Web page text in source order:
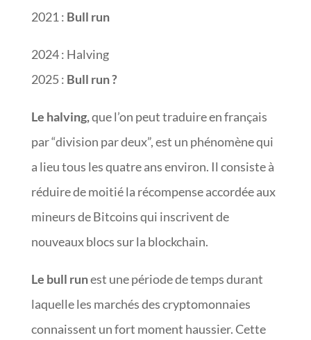
2021 : Bull run
2024 : Halving
2025 : Bull run ?
Le halving,que l’on peut traduire en français
par “division par deux”, est un phénomène qui
a lieu tous les quatre ans environ. Il consiste à
réduire de moitié la récompense accordée aux
mineurs de Bitcoins qui inscrivent de
nouveaux blocs sur la blockchain.
Le bull runest une période de temps durant
laquelle les marchés des cryptomonnaies
connaissent un fort moment haussier. Cette